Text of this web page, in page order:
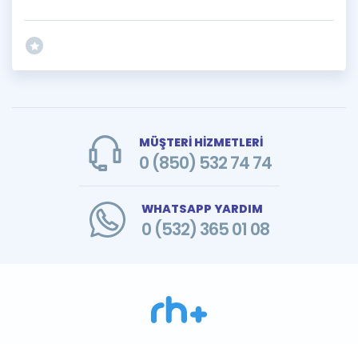
MÜŞTERİ HİZMETLERİ
0 (850) 532 74 74
WHATSAPP YARDIM
0 (532) 365 01 08